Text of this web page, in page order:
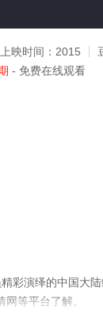
上映时间： 2015
- 免费在线观看
彩演绎的中国大
等平台了解。